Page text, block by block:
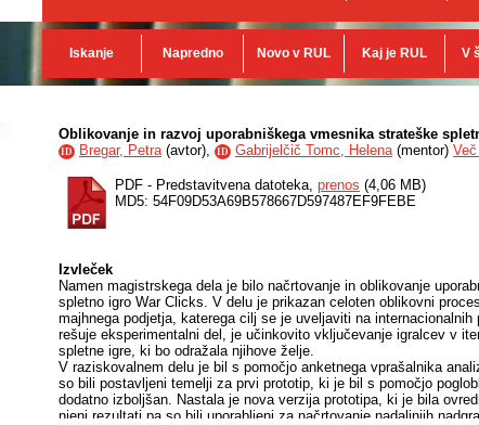
Iskanje Napredno Novo v RUL Kaj je RUL V
Oblikovanje in razvoj uporabniškega vmesnika strateške
ID Bregar, Petra(avtor), ID Gabrijelčič Tomc, Helena(mentor)
PDF - Predstavitvena datoteka, prenos (4,06 MB)
MD5: 54F09D53A69B578667D597487EF9FEBE
Izvleček
Namen magistrskega dela je bilo načrtovanje in oblikovanje
spletno igro War Clicks. V delu je prikazan celoten oblikovni
majhnega podjetja, katerega cilj se je uveljaviti na
rešuje eksperimentalni del, je učinkovito vključevanje igralcev v
spletne igre, ki bo odražala njihove želje.
V raziskovalnem delu je bil s pomočjo anketnega vprašalnika
so bili postavljeni temelji za prvi prototip, ki je bil s pomočjo
dodatno izboljšan. Nastala je nova verzija prototipa, ki je bila
njeni rezultati pa so bili uporabljeni za načrtovanje nadaljnjih